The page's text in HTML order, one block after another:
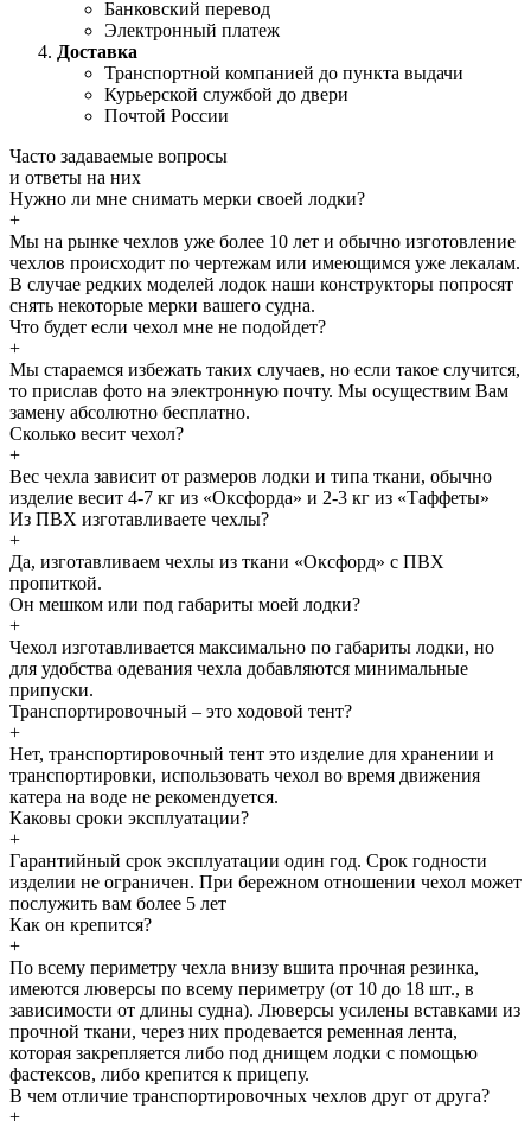
Банковский перевод
Электронный платеж
Доставка
Транспортной компанией до пункта выдачи
Курьерской службой до двери
Почтой России
Часто задаваемые вопросы
и ответы на них
Нужно ли мне снимать мерки своей лодки?
+
Мы на рынке чехлов уже более 10 лет и обычно изготовление
чехлов происходит по чертежам или имеющимся уже лекалам.
В случае редких моделей лодок наши конструкторы попросят
снять некоторые мерки вашего судна.
Что будет если чехол мне не подойдет?
+
Мы стараемся избежать таких случаев, но если такое случится,
то прислав фото на электронную почту. Мы осуществим Вам
замену абсолютно бесплатно.
Сколько весит чехол?
+
Вес чехла зависит от размеров лодки и типа ткани, обычно
изделие весит 4-7 кг из «Оксфорда» и 2-3 кг из «Таффеты»
Из ПВХ изготавливаете чехлы?
+
Да, изготавливаем чехлы из ткани «Оксфорд» с ПВХ
пропиткой.
Он мешком или под габариты моей лодки?
+
Чехол изготавливается максимально по габариты лодки, но
для удобства одевания чехла добавляются минимальные
припуски.
Транспортировочный – это ходовой тент?
+
Нет, транспортировочный тент это изделие для хранении и
транспортировки, использовать чехол во время движения
катера на воде не рекомендуется.
Каковы сроки эксплуатации?
+
Гарантийный срок эксплуатации один год. Срок годности
изделии не ограничен. При бережном отношении чехол может
послужить вам более 5 лет
Как он крепится?
+
По всему периметру чехла внизу вшита прочная резинка,
имеются люверсы по всему периметру (от 10 до 18 шт., в
зависимости от длины судна). Люверсы усилены вставками из
прочной ткани, через них продевается ременная лента,
которая закрепляется либо под днищем лодки с помощью
фастексов, либо крепится к прицепу.
В чем отличие транспортировочных чехлов друг от друга?
+